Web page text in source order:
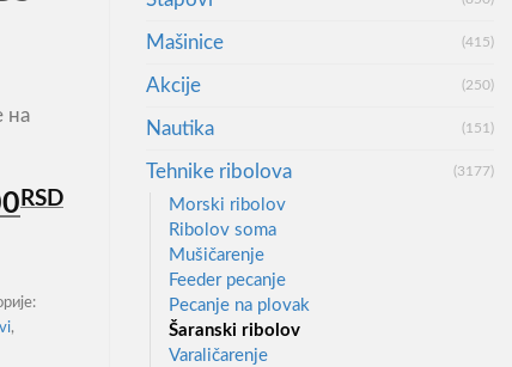
на
RSDТренутна
6.560,00RSD.
,
Mašinice (415)
Akcije (250)
Nautika (151)
Tehnike ribolova (3177)
Morski ribolov
Ribolov soma
Mušičarenje
Feeder pecanje
Pecanje na plovak
Šaranski ribolov
Varaličarenje